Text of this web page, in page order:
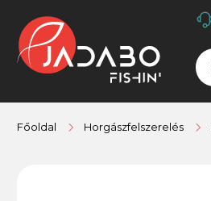
Főoldal Horgászfelszerelés